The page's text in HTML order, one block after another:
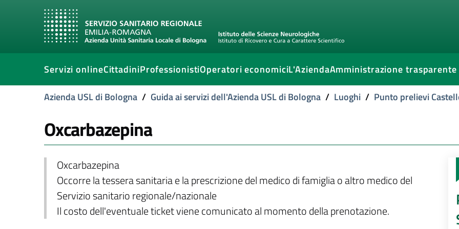
Servizi onlineCittadiniProfessionistiOperatori economiciL'AziendaAmministrazione trasparente
Azienda USL di Bologna / Guida ai servizi dell'Azienda USL di Bologna / Luoghi / Punto prelievi
Oxcarbazepina
Oxcarbazepina
Occorre la tessera sanitaria e la prescrizione del medico di famiglia o altro medico del
Servizio sanitario regionale/nazionale
Il costo dell'eventuale ticket viene comunicato al momento della prenotazione.